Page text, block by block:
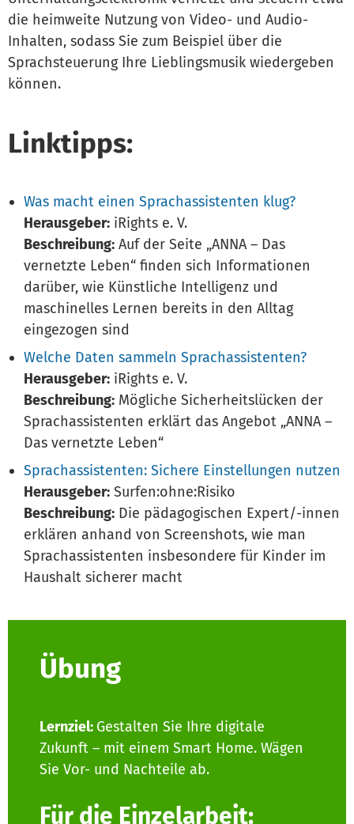
die heimweite Nutzung von Video- und Audio-
Inhalten, sodass Sie zum Beispiel über die
Sprachsteuerung Ihre Lieblingsmusik wiedergeben
können.
Linktipps:
Was macht einen Sprachassistenten klug?
Herausgeber: iRights e. V.
Beschreibung: Auf der Seite „ANNA – Das
vernetzte Leben“ finden sich Informationen
darüber, wie Künstliche Intelligenz und
maschinelles Lernen bereits in den Alltag
eingezogen sind
Welche Daten sammeln Sprachassistenten?
Herausgeber: iRights e. V.
Beschreibung: Mögliche Sicherheitslücken der
Sprachassistenten erklärt das Angebot „ANNA –
Das vernetzte Leben“
Sprachassistenten: Sichere Einstellungen nutzen
Herausgeber: Surfen:ohne:Risiko
Beschreibung: Die pädagogischen Expert/-innen
erklären anhand von Screenshots, wie man
Sprachassistenten insbesondere für Kinder im
Haushalt sicherer macht
Übung
Lernziel: Gestalten Sie Ihre digitale
Zukunft – mit einem Smart Home. Wägen
Sie Vor- und Nachteile ab.
Für die Einzelarbeit: